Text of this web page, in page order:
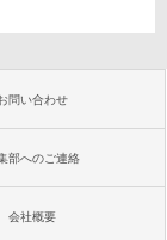
問い合わせ
部へのご連絡
会社概要